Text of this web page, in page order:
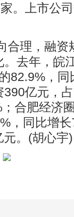
。上市公
合理，融资
去年，皖
82.9%，同
亿元，
合肥经济
，同比增
。(胡心宇)